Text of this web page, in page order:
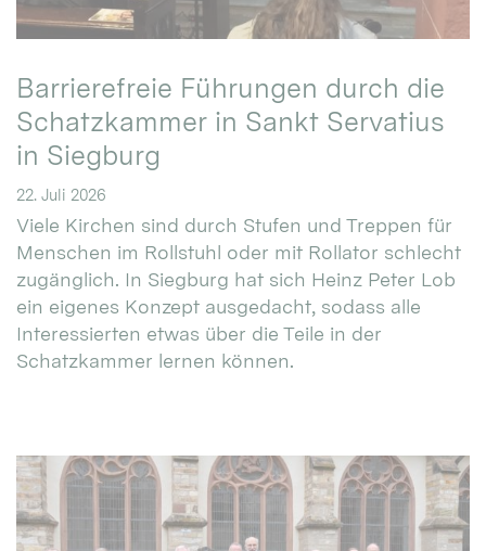
Barrierefreie Führungen durch die
Schatzkammer in Sankt Servatius
in Siegburg
22. Juli 2026
Viele Kirchen sind durch Stufen und Treppen für
Menschen im Rollstuhl oder mit Rollator schlecht
zugänglich. In Siegburg hat sich Heinz Peter Lob
ein eigenes Konzept ausgedacht, sodass alle
Interessierten etwas über die Teile in der
Schatzkammer lernen können.